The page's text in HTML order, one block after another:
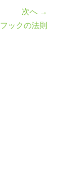
次へ →
フックの法則